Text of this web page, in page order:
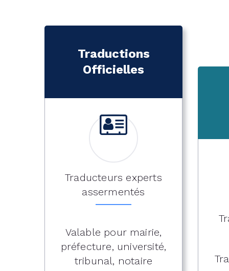
Traductions
Officielles
Traducteurs experts
assermentés
Valable pour mairie,
préfecture, université,
tribunal, notaire